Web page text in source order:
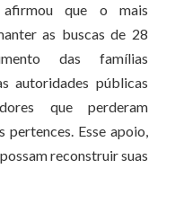
que o mais
as buscas de 28
das famílias
autoridades públicas
que perderam
pertences. Esse apoio,
reconstruir suas